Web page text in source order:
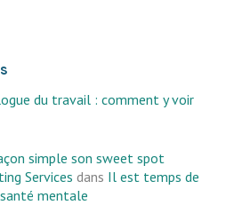
du travail : comment y voir
simple son sweet spot
Services dans Il est temps de
mentale